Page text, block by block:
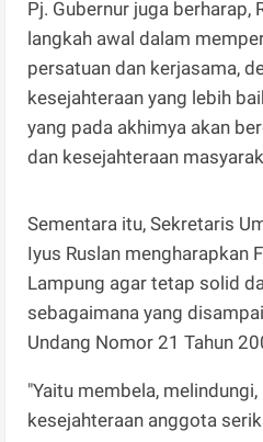
Pj. Gubernur juga berharap,
langkah awal dalam
persatuan dan kerjasama,
kesejahteraan yang lebih
yang pada akhimya akan
dan kesejahteraan
Sementara itu, Sekretaris
Iyus Ruslan mengharapkan
Lampung agar tetap solid
sebagaimana yang
Undang Nomor 21 Tahun
"Yaitu membela,
kesejahteraan anggota